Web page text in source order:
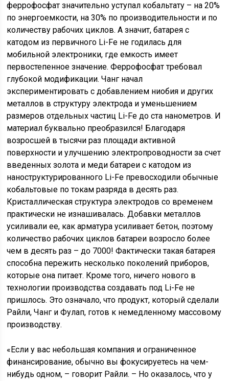
феррофосфат значительно уступал кобальтату – на 20%
по энергоемкости, на 30% по производительности и по
количеству рабочих циклов. А значит, батарея с
катодом из первичного Li-Fe не годилась для
мобильной электроники, где емкость имеет
первостепенное значение. Феррофосфат требовал
глубокой модификации. Чанг начал
экспериментировать с добавлением ниобия и других
металлов в структуру электрода и уменьшением
размеров отдельных частиц Li-Fe до ста нанометров. И
материал буквально преобразился! Благодаря
возросшей в тысячи раз площади активной
поверхности и улучшению электропроводности за счет
введенных золота и меди батареи с катодом из
наноструктурированного Li-Fe превосходили обычные
кобальтовые по токам разряда в десять раз.
Кристаллическая структура электродов со временем
практически не изнашивалась. Добавки металлов
усиливали ее, как арматура усиливает бетон, поэтому
количество рабочих циклов батареи возросло более
чем в десять раз – до 7000! Фактически такая батарея
способна пережить несколько поколений приборов,
которые она питает. Кроме того, ничего нового в
технологии производства создавать под Li-Fe не
пришлось. Это означало, что продукт, который сделали
Райли, Чанг и Фулап, готов к немедленному массовому
производству.
«Если у вас небольшая компания и ограниченное
финансирование, обычно вы фокусируетесь на чем-
нибудь одном, – говорит Райли. – Но оказалось, что у